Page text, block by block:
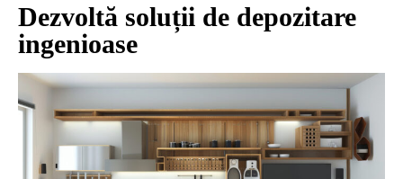
Dezvoltă soluții de depozitare
ingenioase